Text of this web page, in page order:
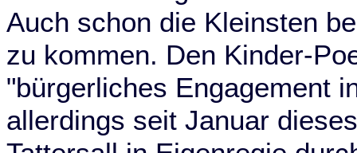
Auch schon die Kleinsten
zu kommen. Den Kinder-
"bürgerliches Engagement
allerdings seit Januar